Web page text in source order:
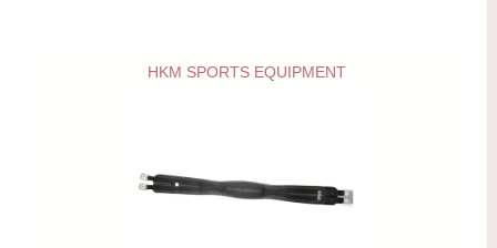
HKM SPORTS EQUIPMENT